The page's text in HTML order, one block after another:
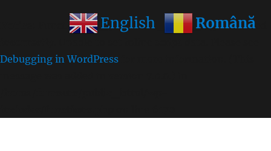
: Function wp_get_inline_script_tag was called
Debugging in WordPress
English Română